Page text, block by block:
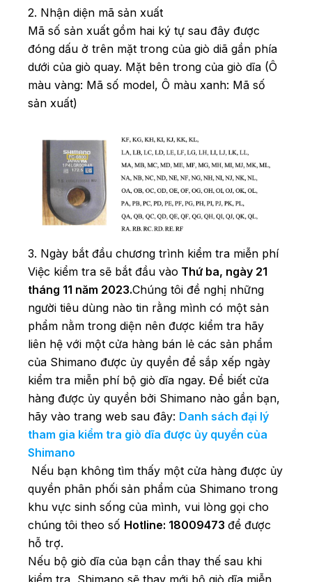
2. Nhận diện mã sản xuất
Mã số sản xuất gồm hai ký tự sau đây được
đóng dấu ở trên mặt trong của giò diã gần phía
dưới của giò quay. Mặt bên trong của giò dĩa (Ô
màu vàng: Mã số model, Ô màu xanh: Mã số
sản xuất)
3. Ngày bắt đầu chương trình kiểm tra miễn phí
Việc kiểm tra sẽ bắt đầu vào Thứ ba, ngày 21
tháng 11 năm 2023.Chúng tôi đề nghị những
người tiêu dùng nào tin rằng mình có một sản
phẩm nằm trong diện nên được kiểm tra hãy
liên hệ với một cửa hàng bán lẻ các sản phẩm
của Shimano được ủy quyền để sắp xếp ngày
kiểm tra miễn phí bộ giò dĩa ngay. Để biết cửa
hàng được ủy quyền bởi Shimano nào gần bạn,
hãy vào trang web sau đây: Danh sách đại lý
tham gia kiểm tra giò dĩa được ủy quyền của
Shimano
Nếu bạn không tìm thấy một cửa hàng được ủy
quyền phân phối sản phẩm của Shimano trong
khu vực sinh sống của mình, vui lòng gọi cho
chúng tôi theo số Hotline: 18009473 để được
hỗ trợ.
Nếu bộ giò dĩa của bạn cần thay thế sau khi
kiểm tra, Shimano sẽ thay mới bộ giò dĩa miễn